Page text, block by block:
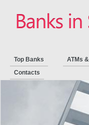
Top Banks ATMs
Contacts